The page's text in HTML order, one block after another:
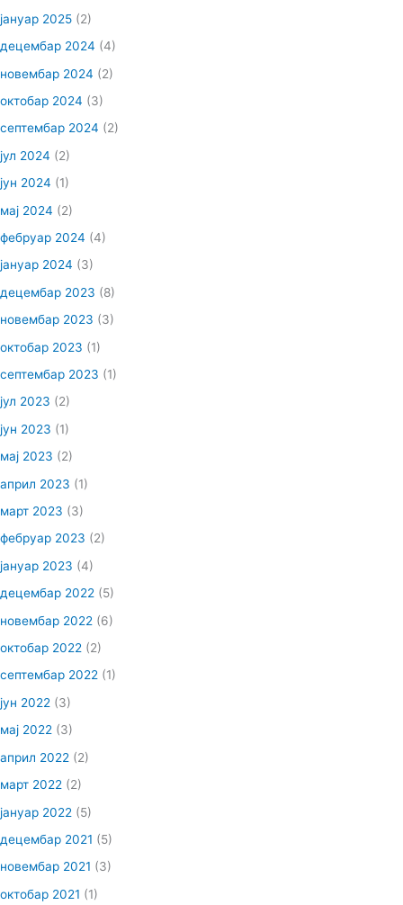
јануар 2025 (2)
децембар 2024 (4)
новембар 2024 (2)
октобар 2024 (3)
септембар 2024 (2)
јул 2024 (2)
јун 2024 (1)
мај 2024 (2)
фебруар 2024 (4)
јануар 2024 (3)
децембар 2023 (8)
новембар 2023 (3)
октобар 2023 (1)
септембар 2023 (1)
јул 2023 (2)
јун 2023 (1)
мај 2023 (2)
април 2023 (1)
март 2023 (3)
фебруар 2023 (2)
јануар 2023 (4)
децембар 2022 (5)
новембар 2022 (6)
октобар 2022 (2)
септембар 2022 (1)
јун 2022 (3)
мај 2022 (3)
април 2022 (2)
март 2022 (2)
јануар 2022 (5)
децембар 2021 (5)
новембар 2021 (3)
октобар 2021 (1)